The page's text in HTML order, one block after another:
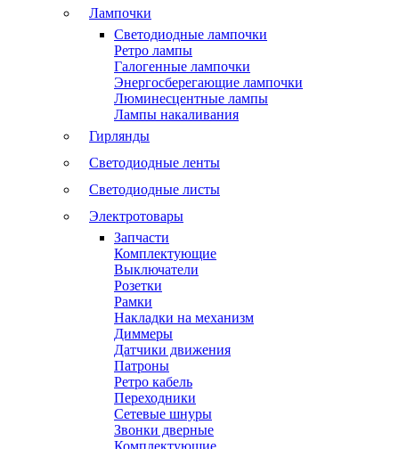
Лампочки
Светодиодные лампочки
Ретро лампы
Галогенные лампочки
Энергосберегающие лампочки
Люминесцентные лампы
Лампы накаливания
Гирлянды
Светодиодные ленты
Светодиодные листы
Электротовары
Запчасти
Комплектующие
Выключатели
Розетки
Рамки
Накладки на механизм
Диммеры
Датчики движения
Патроны
Ретро кабель
Переходники
Сетевые шнуры
Звонки дверные
Комплектующие